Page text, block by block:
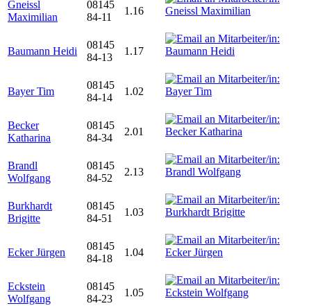
Gneissl
Maximilian
08145
84-11
1.16
Baumann Heidi
08145
84-13
1.17
Bayer Tim
08145
84-14
1.02
Becker
Katharina
08145
84-34
2.01
Brandl
Wolfgang
08145
84-52
2.13
Burkhardt
Brigitte
08145
84-51
1.03
Ecker Jürgen
08145
84-18
1.04
Eckstein
Wolfgang
08145
84-23
1.05